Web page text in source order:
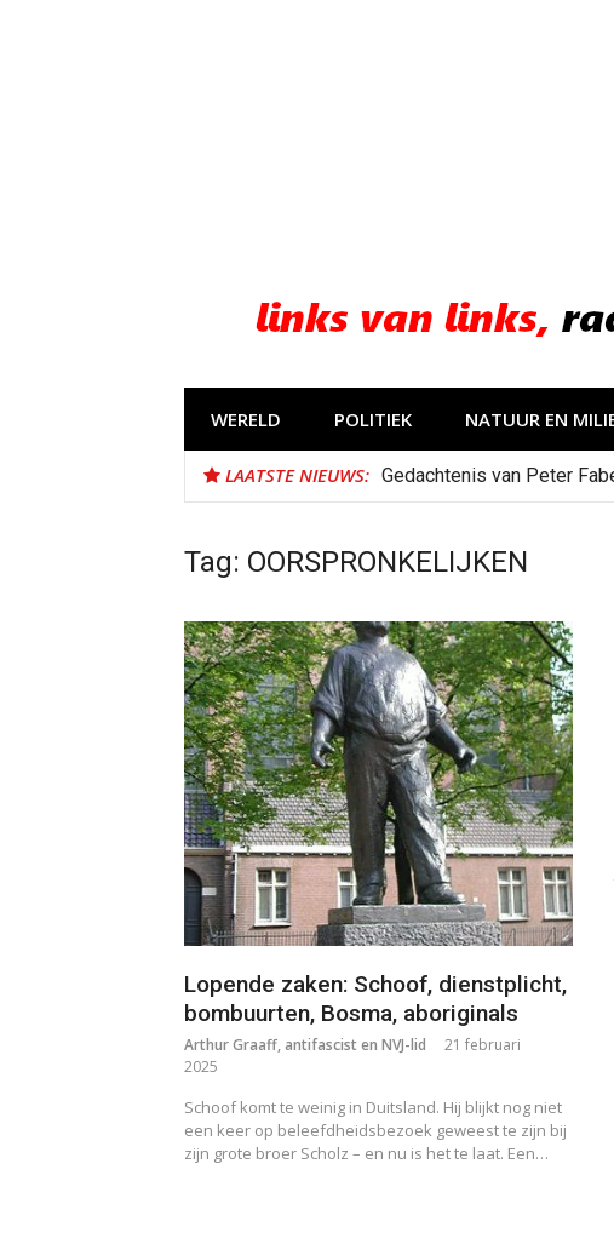
WERELD POLITIEK NATUUR EN
LAATSTE NIEUWS: Gedachtenis van Peter
Tag: OORSPRONKELIJKEN
Lopende zaken: Schoof, dienstplicht,
bombuurten, Bosma, aboriginals
Arthur Graaff, antifascist en NVJ-lid
21 februari
2025
Schoof komt te weinig in Duitsland. Hij blijkt nog niet
een keer op beleefdheidsbezoek geweest te zijn bij
zijn grote broer Scholz – en nu is het te laat. Een…